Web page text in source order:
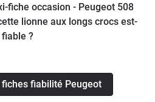
fiche occasion - Peugeot 508
lionne aux longs crocs est-
?
fiabilité Peugeot